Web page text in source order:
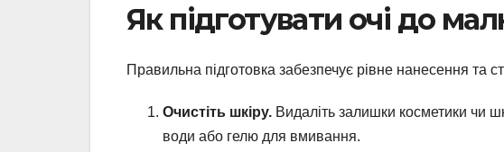
Як підготувати очі до
Правильна підготовка забезпечує рівне нанесення та
Очистіть шкіру. Видаліть залишки косметики чи
води або гелю для вмивання.